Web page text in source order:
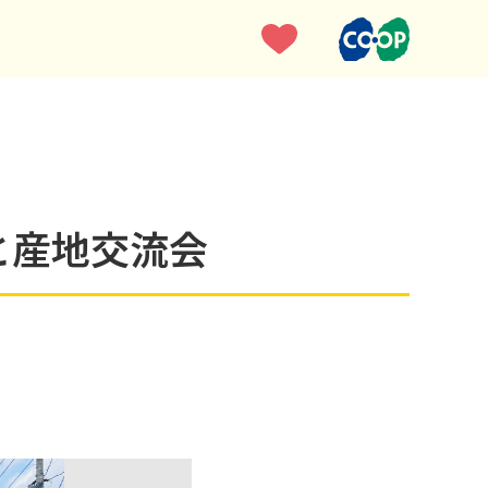
地交流会